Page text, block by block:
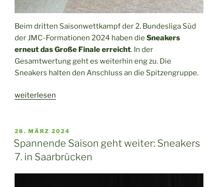
Beim dritten Saisonwettkampf der 2. Bundesliga Süd
der JMC-Formationen 2024 haben die Sneakers
erneut das Große Finale erreicht. In der
Gesamtwertung geht es weiterhin eng zu. Die
Sneakers halten den Anschluss an die Spitzengruppe.
„Sneakers
Finale:
Drittes
Saisonturnier
Wilsdruff“
weiterlesen
VERÖFFENTLICHT
AM
28. MÄRZ 2024
Spannende Saison geht weiter: Sneakers
7. in Saarbrücken